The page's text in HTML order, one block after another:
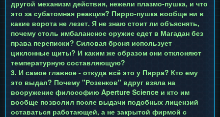
другой механизм действия, нежели плазмо-пушка, и что
это за субатомная реакция? Пирро-пушка вообще ни в
какие ворота не лезет. Я не знаю стоит ли объяснять,
почему столь имбалансное оружие едет в Магадан без
права переписки? Силовая броня использует
циклонные щиты? И каким же образом они отклоняют
температурную составляющую?
3. И самое главное - откуда всё это у Пирра? Кто ему
это выдал? Почему "Розенков" вдруг взяла на
вооружение философию Aperture Science и кто им
вообще позволил после выдачи подобных лицензий
оставаться работающей, а не закрытой фирмой с